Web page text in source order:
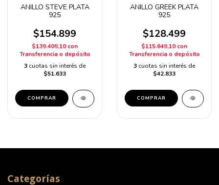
ANILLO STEVE PLATA
925
$154.899
$139.409,10 con
Transferencia o depósito
3 cuotas sin interés de
$51.633
COMPRAR
ANILLO GREEK PLATA
925
$128.499
$115.649,10 con
Transferencia o depósito
3 cuotas sin interés de
$42.833
COMPRAR
Categorías